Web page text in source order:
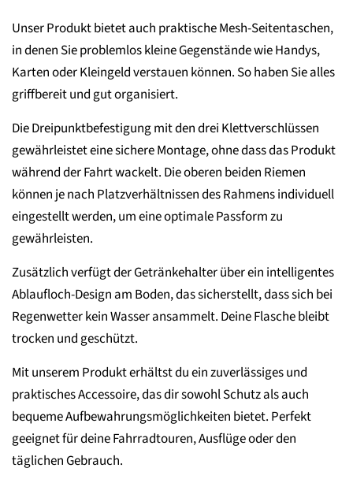
Unser Produkt bietet auch praktische Mesh-Seitentaschen,
in denen Sie problemlos kleine Gegenstände wie Handys,
Karten oder Kleingeld verstauen können. So haben Sie alles
griffbereit und gut organisiert.
Die Dreipunktbefestigung mit den drei Klettverschlüssen
gewährleistet eine sichere Montage, ohne dass das Produkt
während der Fahrt wackelt. Die oberen beiden Riemen
können je nach Platzverhältnissen des Rahmens individuell
eingestellt werden, um eine optimale Passform zu
gewährleisten.
Zusätzlich verfügt der Getränkehalter über ein intelligentes
Ablaufloch-Design am Boden, das sicherstellt, dass sich bei
Regenwetter kein Wasser ansammelt. Deine Flasche bleibt
trocken und geschützt.
Mit unserem Produkt erhältst du ein zuverlässiges und
praktisches Accessoire, das dir sowohl Schutz als auch
bequeme Aufbewahrungsmöglichkeiten bietet. Perfekt
geeignet für deine Fahrradtouren, Ausflüge oder den
täglichen Gebrauch.